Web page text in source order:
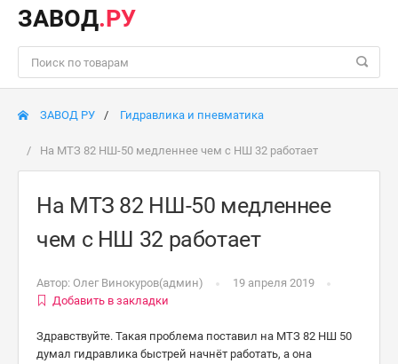
ЗАВОД.РУ
ЗАВОД РУ Гидравлика и пневматика
На МТЗ 82 НШ-50 медленнее чем с НШ 32 работает
На МТЗ 82 НШ-50 медленнее
чем с НШ 32 работает
Автор: Олег Винокуров(админ)
19 апреля 2019
Добавить в закладки
Здравствуйте. Такая проблема поставил на МТЗ 82 НШ 50
думал гидравлика быстрей начнёт работать, а она